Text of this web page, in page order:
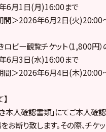
6月1日(月)16:00まで
間＞2026年6月2日(火
ロビー観覧チケット（1,800円）
6月3日(水)16:00まで
間＞2026年6月4日(木
本人確認書類」にてご本人確
お断り致します。その際、チケ